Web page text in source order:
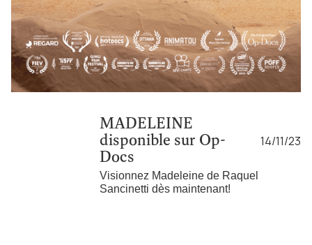
MADELEINE
disponible sur Op-
Docs
14/11/23
Visionnez Madeleine de Raquel
Sancinetti dès maintenant!